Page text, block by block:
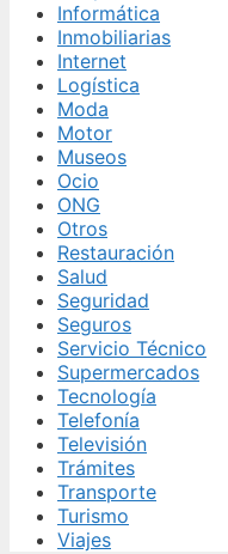
Informática
Inmobiliarias
Internet
Logística
Moda
Motor
Museos
Ocio
ONG
Otros
Restauración
Salud
Seguridad
Seguros
Servicio Técnico
Supermercados
Tecnología
Telefonía
Televisión
Trámites
Transporte
Turismo
Viajes